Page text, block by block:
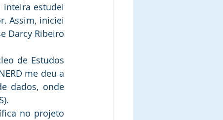
inteira estudei
Assim, iniciei
Darcy Ribeiro
de Estudos
me deu a
dados, onde
no projeto